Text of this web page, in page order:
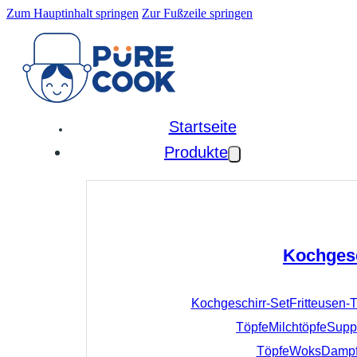
Zum Hauptinhalt springen Zur Fußzeile springen
Startseite
Produkte
Kochgeschirr-SetFritteusen-
TöpfeMilchtöpfe
TöpfeWoks